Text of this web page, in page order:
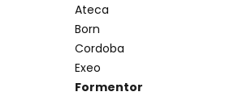
Ateca
Born
Cordoba
Exeo
Formentor